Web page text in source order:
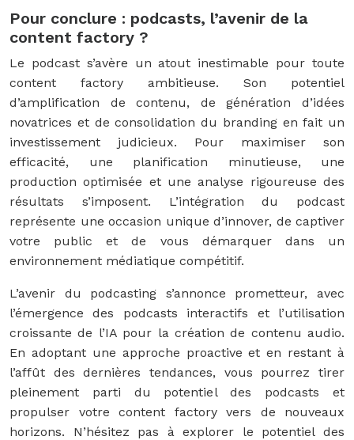
Pour conclure : podcasts, l’avenir de la
content factory ?
Le podcast s’avère un atout inestimable pour toute
content factory ambitieuse. Son potentiel
d’amplification de contenu, de génération d’idées
novatrices et de consolidation du branding en fait un
investissement judicieux. Pour maximiser son
efficacité, une planification minutieuse, une
production optimisée et une analyse rigoureuse des
résultats s’imposent. L’intégration du podcast
représente une occasion unique d’innover, de captiver
votre public et de vous démarquer dans un
environnement médiatique compétitif.
L’avenir du podcasting s’annonce prometteur, avec
l’émergence des podcasts interactifs et l’utilisation
croissante de l’IA pour la création de contenu audio.
En adoptant une approche proactive et en restant à
l’affût des dernières tendances, vous pourrez tirer
pleinement parti du potentiel des podcasts et
propulser votre content factory vers de nouveaux
horizons. N’hésitez pas à explorer le potentiel des